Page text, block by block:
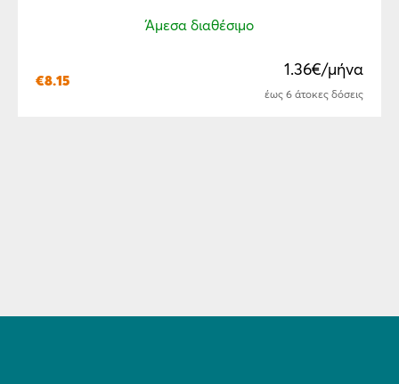
Άμεσα διαθέσιμο
€8.15
1.36€/μήνα
έως 6 άτοκες δόσεις